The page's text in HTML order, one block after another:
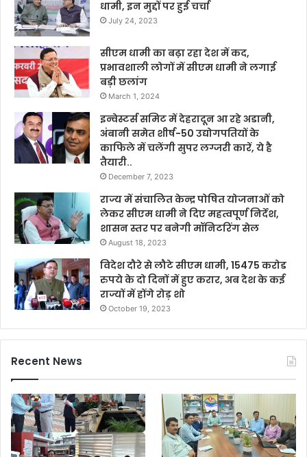
धामी, इन मुद्दों पर हुई चर्चा
July 24, 2023
सीएम धामी का बढ़ा रहा देश में कद,
प्रभावशाली लोगों में सीएम धामी ने लगाई
बड़ी छलांग
March 1, 2024
इन्वेस्टर्स समिट में देहरादून आ रहे अडानी,
अंबानी समेत शीर्ष-50 उद्योगपतियों के
काफिले में चलेंगी सुपर लग्जरी कारें, ये है
तैयारी..
December 7, 2023
राज्य में संचालित केन्द्र पोषित योजनाओं को
लेकर सीएम धामी ने दिए महत्वपूर्ण निर्देश,
शासन स्तर पर बनेगी मॉनिटरिंग सेल
August 18, 2023
विदेश दौरे से लौटे सीएम धामी, 15475 करोड
रुपये के दो दिनों में हुए करार, अब देश के कई
राज्यों में होंगे रोड़ शो
October 19, 2023
Recent News